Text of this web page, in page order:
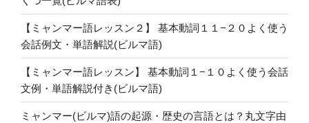
【ミャンマー語レッスン２】 基本動詞１１−２０よく使う
会話例文・単語解説(ビルマ語)
【ミャンマー語レッスン】 基本動詞１−１０よく使う会話
文例・単語解説付き(ビルマ語)
ミャンマー(ビルマ)語の起源・歴史の言語とは？丸文字由